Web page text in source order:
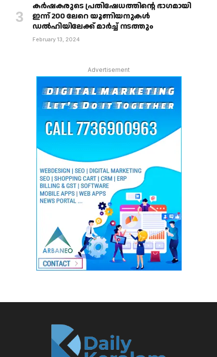
കർഷകരുടെ പ്രതിഷേധത്തിൻ്റെ ഭാഗമായി
ഇന്ന് 200 ലേറെ യൂണിയനുകൾ
ഡൽഹിയിലേക്ക് മാർച്ച് നടത്തും
February 13, 2024
Advertisement